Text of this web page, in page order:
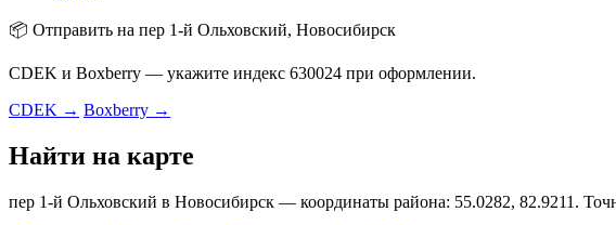
📦 Отправить на пер 1-й Ольховский, Новосибирск
CDEK и Boxberry — укажите индекс 630024 при оформлении.
CDEK → Boxberry →
Найти на карте
пер 1-й Ольховский в Новосибирск — координаты района: 55.0282, 82.9211.